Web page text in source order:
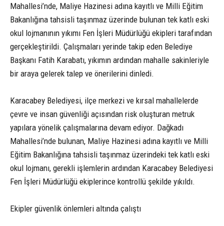
Mahallesi’nde, Maliye Hazinesi adına kayıtlı ve Milli Eğitim
Bakanlığına tahsisli taşınmaz üzerinde bulunan tek katlı eski
okul lojmanının yıkımı Fen İşleri Müdürlüğü ekipleri tarafından
gerçekleştirildi. Çalışmaları yerinde takip eden Belediye
Başkanı Fatih Karabatı, yıkımın ardından mahalle sakinleriyle
bir araya gelerek talep ve önerilerini dinledi.
Karacabey Belediyesi, ilçe merkezi ve kırsal mahallelerde
çevre ve insan güvenliği açısından risk oluşturan metruk
yapılara yönelik çalışmalarına devam ediyor. Dağkadı
Mahallesi’nde bulunan, Maliye Hazinesi adına kayıtlı ve Milli
Eğitim Bakanlığına tahsisli taşınmaz üzerindeki tek katlı eski
okul lojmanı, gerekli işlemlerin ardından Karacabey Belediyesi
Fen İşleri Müdürlüğü ekiplerince kontrollü şekilde yıkıldı.
Ekipler güvenlik önlemleri altında çalıştı